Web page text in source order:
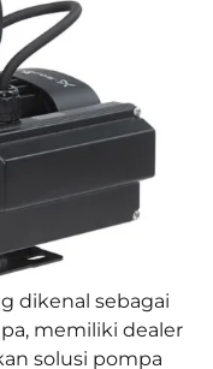
dikenal sebagai
memiliki dealer
solusi pompa